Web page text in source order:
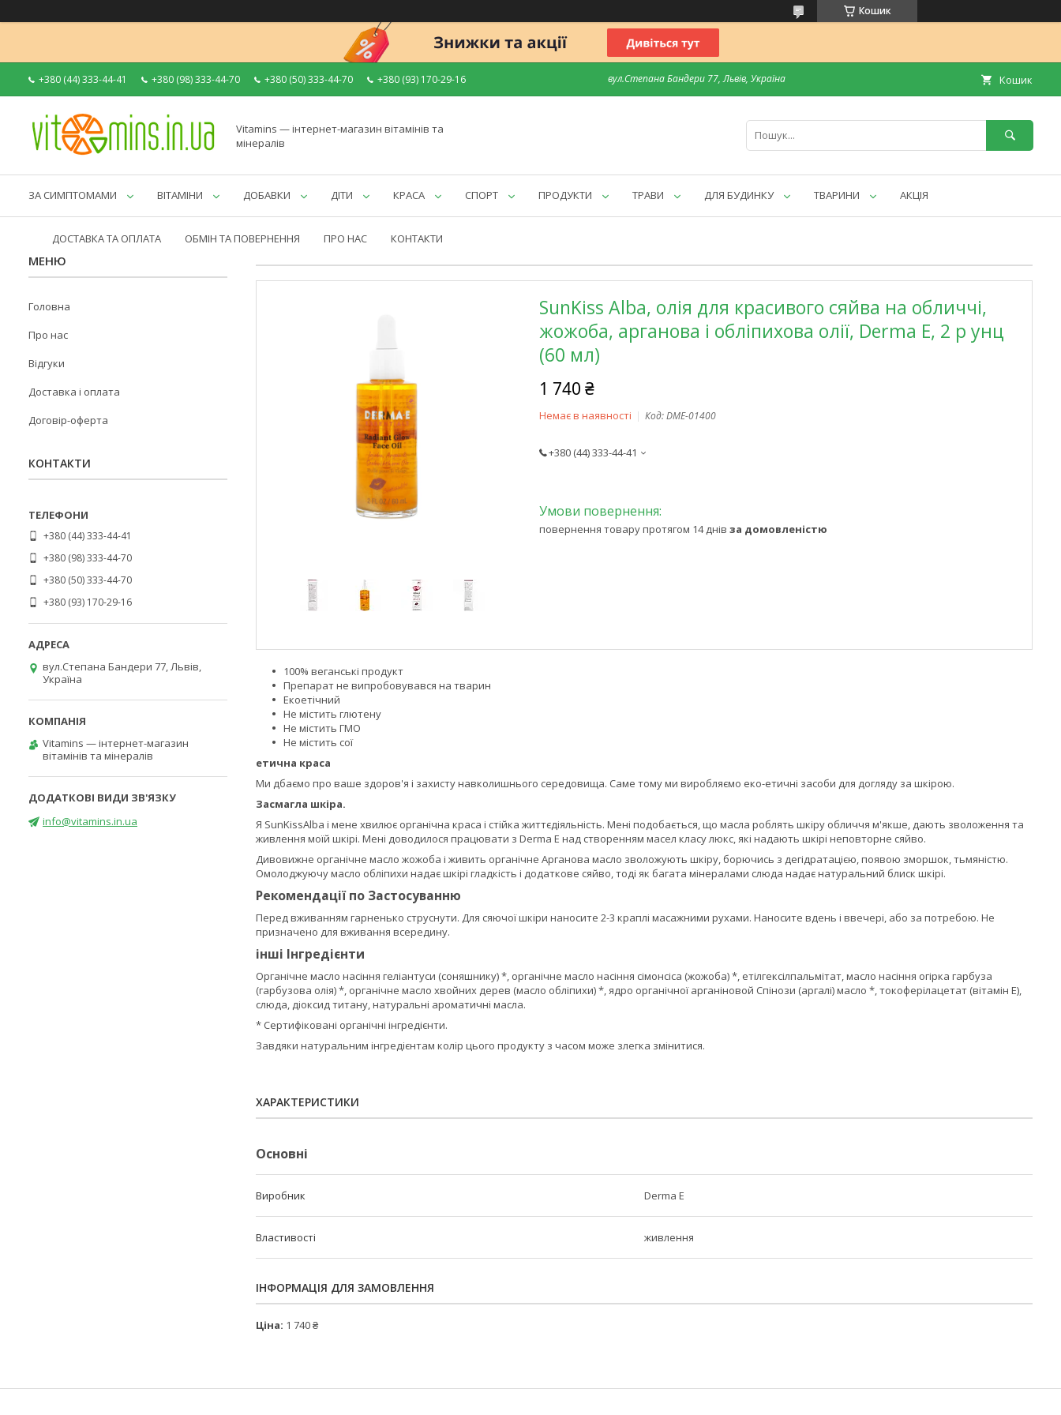
Кошик
+380 (44) 333-44-41 +380 (98) 333-44-70 +380 (50) 333-44-70 +380 (93) 170-29-16 вул.Степана Бандери 77, Львів, Україна Кошик
Vitamins — інтернет-магазин вітамінів та
мінералів
ЗА СИМПТОМАМИ ВІТАМІНИ ДОБАВКИ ДІТИ КРАСА СПОРТ ПРОДУКТИ ТРАВИ ДЛЯ БУДИНКУ ТВАРИНИ АКЦІЯ
ДОСТАВКА ТА ОПЛАТА ОБМІН ТА ПОВЕРНЕННЯ ПРО НАС КОНТАКТИ
SunKiss Alba, олія для красивого сяйва на обличчі,
жожоба, арганова і обліпихова олії, Derma E, 2 р унц
(60 мл)
1 740 ₴
Немає в наявності Код:DME-01400
+380 (44) 333-44-41
повернення товару протягом 14 днів за домовленістю
100% веганські продукт
Препарат не випробовувався на тварин
Екоетічний
Не містить глютену
Не містить ГМО
Не містить сої
етична краса
Ми дбаємо про ваше здоров'я і захисту навколишнього середовища. Саме тому ми виробляємо еко-етичні засоби для догляду за шкірою.
Засмагла шкіра.
Я SunKissAlba і мене хвилює органічна краса і стійка життєдіяльність. Мені подобається, що масла роблять шкіру обличчя м'якше, дають зволоження та
живлення моїй шкірі. Мені доводилося працювати з Derma E над створенням масел класу люкс, які надають шкірі неповторне сяйво.
Дивовижне органічне масло жожоба і живить органічне Арганова масло зволожують шкіру, борючись з дегідратацією, появою зморшок, тьмяністю.
Омолоджуючу масло обліпихи надає шкірі гладкість і додаткове сяйво, тоді як багата мінералами слюда надає натуральний блиск шкірі.
Рекомендації по Застосуванню
Перед вживанням гарненько струснути. Для сяючої шкіри наносите 2-3 краплі масажними рухами. Наносите вдень і ввечері, або за потребою. Не
призначено для вживання всередину.
інші Інгредієнти
Органічне масло насіння геліантуси (соняшнику) *, органічне масло насіння сімонсіса (жожоба) *, етілгексілпальмітат, масло насіння огірка гарбуза
(гарбузова олія) *, органічне масло хвойних дерев (масло обліпихи) *, ядро ​​органічної арганіновой Спінози (аргалі) масло *, токоферілацетат (вітамін Е),
слюда, діоксид титану, натуральні ароматичні масла.
* Сертифіковані органічні інгредієнти.
Завдяки натуральним інгредієнтам колір цього продукту з часом може злегка змінитися.
ХАРАКТЕРИСТИКИ
Основні
Виробник Derma E
Властивості живлення
ІНФОРМАЦІЯ ДЛЯ ЗАМОВЛЕННЯ
Ціна: 1 740 ₴
Головна
Про нас
Відгуки
Доставка і оплата
Договір-оферта
КОНТАКТИ
+380 (44) 333-44-41
+380 (98) 333-44-70
+380 (50) 333-44-70
+380 (93) 170-29-16
вул.Степана Бандери 77, Львів,
Україна
Vitamins — інтернет-магазин
вітамінів та мінералів
info@vitamins.in.ua